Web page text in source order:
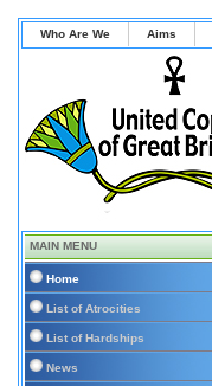
Who Are We Aims
MAIN MENU
Home
List of Atrocities
List of Hardships
News